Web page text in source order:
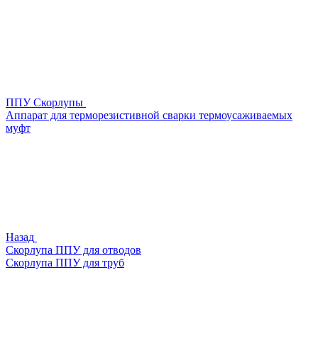
ППУ Скорлупы
Аппарат для терморезистивной сварки термоусаживаемых
муфт
Назад
Скорлупа ППУ для отводов
Скорлупа ППУ для труб